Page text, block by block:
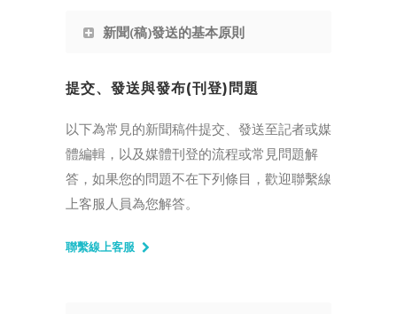
新聞(稿)發送的基本原則
提交、發送與發布(刊登)問題
以下為常見的新聞稿件提交、發送至記者或媒
體編輯，以及媒體刊登的流程或常見問題解
答，如果您的問題不在下列條目，歡迎聯繫線
上客服人員為您解答。
聯繫線上客服